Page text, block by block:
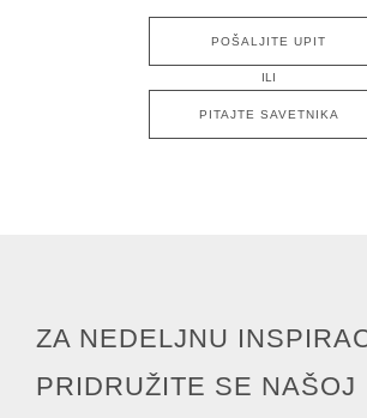
POŠALJITE UPIT
ILI
PITAJTE SAVETNIKA
ZA NEDELJNU
PRIDRUŽITE SE NAŠOJ